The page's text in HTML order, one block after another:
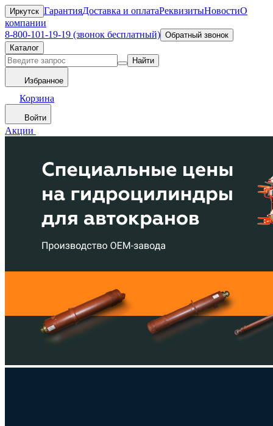
Иркутск ГарантияДоставка и оплатаРеквизитыНовостиО
компании
8-800-101-19-19 (звонок бесплатный) Обратный звонок
Каталог
Найти
Избранное
Корзина
Войти
Акции